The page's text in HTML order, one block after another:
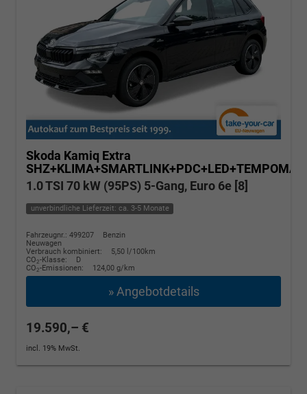
Skoda Kamiq Extra
SHZ+KLIMA+SMARTLINK+PDC+LED+TEMPOMAT
1.0 TSI 70 kW (95PS) 5-Gang, Euro 6e [8]
unverbindliche Lieferzeit: ca. 3-5 Monate
Fahrzeugnr.: 499207
Benzin
Neuwagen
Verbrauch kombiniert:
5,50 l/100km
CO2-Klasse:
D
CO2-Emissionen: 124,00 g/km
» Angebotdetails
19.590,– €
incl. 19% MwSt.